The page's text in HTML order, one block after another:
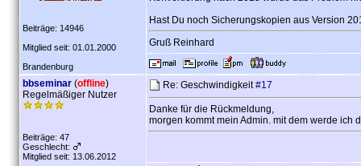
Beiträge: 14946
Mitglied seit: 01.01.2000
Brandenburg
Hast Du noch Sicherungskopien aus Version
Gruß Reinhard
bbseminar (offline)
Regelmäßiger Nutzer
Beiträge: 47
Geschlecht:
Mitglied seit: 13.06.2012
Re: Geschwindigkeit#17
Danke für die Rückmeldung,
morgen kommt mein Admin. mit dem werde ich